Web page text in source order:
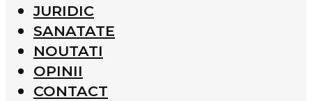
JURIDIC
SANATATE
NOUTATI
OPINII
CONTACT